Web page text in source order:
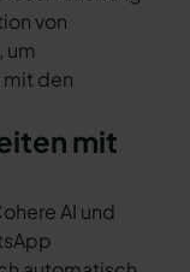
von
um
den
mit
AI und